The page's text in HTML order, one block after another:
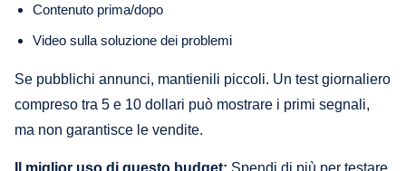
Contenuto prima/dopo
Video sulla soluzione dei problemi
Se pubblichi annunci, mantienili piccoli. Un test giornaliero
compreso tra 5 e 10 dollari può mostrare i primi segnali,
ma non garantisce le vendite.
Il miglior uso di questo budget: Spendi di più per testare